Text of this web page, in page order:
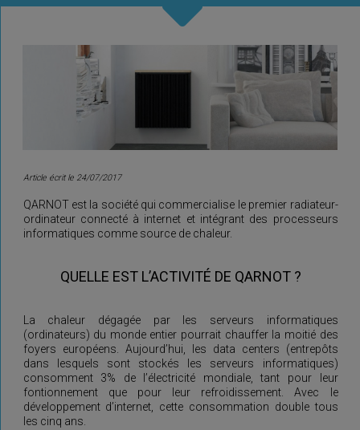
Article écrit le 24/07/2017
QARNOT est la société qui commercialise le premier radiateur-
ordinateur connecté à internet et intégrant des processeurs
informatiques comme source de chaleur.
QUELLE EST L’ACTIVITÉ DE QARNOT ?
La chaleur dégagée par les serveurs informatiques
(ordinateurs) du monde entier pourrait chauffer la moitié des
foyers européens. Aujourd’hui, les data centers (entrepôts
dans lesquels sont stockés les serveurs informatiques)
consomment 3% de l’électricité mondiale, tant pour leur
fontionnement que pour leur refroidissement. Avec le
développement d’internet, cette consommation double tous
les cinq ans.